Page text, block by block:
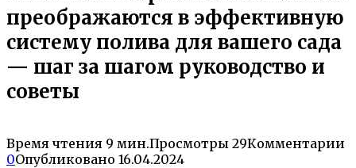
преображаются в эффективную
систему полива для вашего сада
— шаг за шагом руководство и
советы
Время чтения 9 мин.Просмотры 29Комментарии
0Опубликовано 16.04.2024